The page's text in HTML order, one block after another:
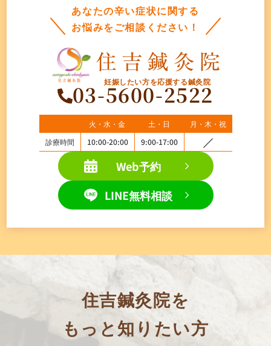
あなたの辛い症状に関する
お悩みをご相談ください！
妊娠したい方を応援する鍼灸院
03-5600-2522
火・水・金 土・日
月・木・祝
診療時間
10:00-20:00 9:00-17:00
Web予約
LINE無料相談
住吉鍼灸院を
もっと知りたい方